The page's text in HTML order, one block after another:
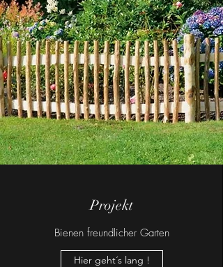
Projekt
Bienen freundlicher Garten
Hier geht´s lang !